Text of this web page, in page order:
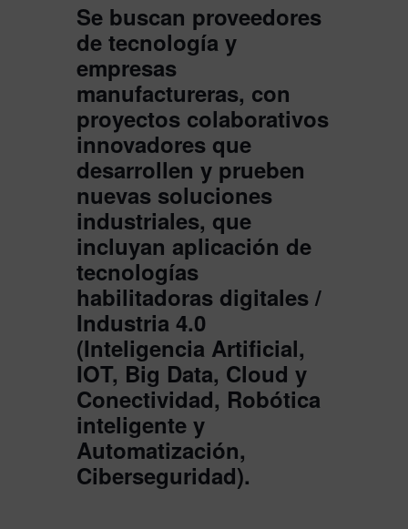
Se buscan proveedores
de tecnología y
empresas
manufactureras, con
proyectos colaborativos
innovadores que
desarrollen y prueben
nuevas soluciones
industriales, que
incluyan aplicación de
tecnologías
habilitadoras digitales /
Industria 4.0
(Inteligencia Artificial,
IOT, Big Data, Cloud y
Conectividad, Robótica
inteligente y
Automatización,
Ciberseguridad).